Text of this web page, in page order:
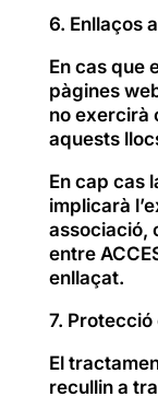
6. Enllaços
En cas que
pàgines
no exercirà
aquests
En cap cas
implicarà
associació,
entre
enllaçat.
7.
El
recullin a